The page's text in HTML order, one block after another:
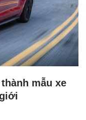
mẫu xe